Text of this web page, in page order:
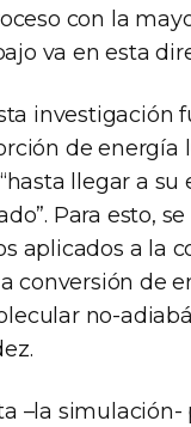
con la
va en esta
investigación
de
llegar a
Para esto,
aplicados a la
conversión de
no-
–la